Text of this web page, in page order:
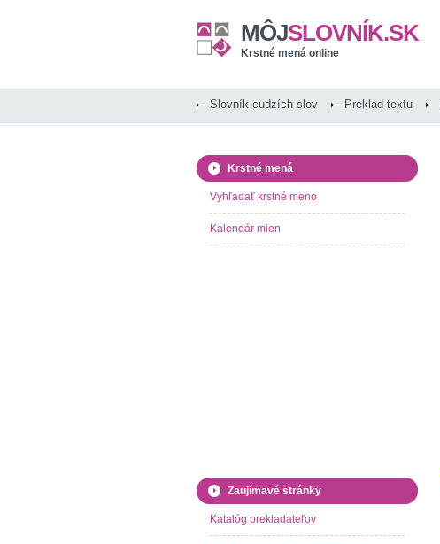
MÔJSLOVNÍK.SK
Krstné mená online
Slovník cudzích slov Preklad textu
Krstné mená
Vyhľadať krstné meno
Kalendár mien
Zaujímavé stránky
Katalóg prekladateľov